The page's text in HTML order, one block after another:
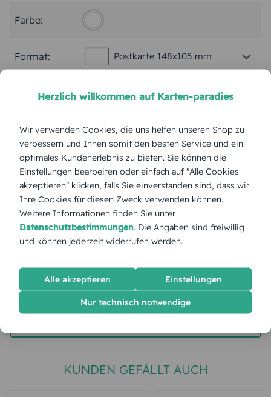
Farbe:
Format: Postkarte 148x105 mm
Papierart: Bilderdruck
Menge:
Stückpreis: 1,55 €
Gesamtpreis: 38,75 € Inkl. MwSt. zzgl. Versand
jetzt gestalten
KUNDEN GEFÄLLT AUCH
Herzlich willkommen auf Karten-paradies
Wir verwenden Cookies, die uns helfen unseren Shop zu
verbessern und Ihnen somit den besten Service und ein
optimales Kundenerlebnis zu bieten. Sie können die
Einstellungen bearbeiten oder einfach auf "Alle Cookies
akzeptieren" klicken, falls Sie einverstanden sind, dass wir
Ihre Cookies für diesen Zweck verwenden können.
Weitere Informationen finden Sie unter
Datenschutzbestimmungen. Die Angaben sind freiwillig
und können jederzeit widerrufen werden.
Alle akzeptieren Einstellungen
Nur technisch notwendige